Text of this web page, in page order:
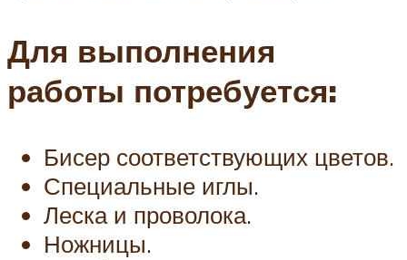
Для выполнения
работы потребуется:
Бисер соответствующих цветов.
Специальные иглы.
Леска и проволока.
Ножницы.